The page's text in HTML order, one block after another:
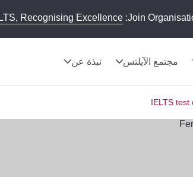
Join
Recognising Excellence
مجتمع الآيلتس نبذة عن
IELTS test